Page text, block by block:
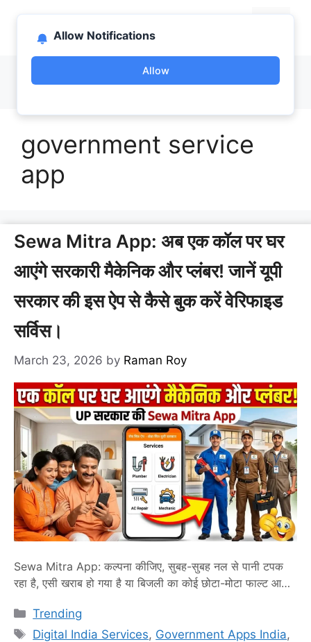
content
bootlab.in
government service
app
Sewa Mitra App: अब एक कॉल पर घर
आएंगे सरकारी मैकेनिक और प्लंबर! जानें यूपी
सरकार की इस ऐप से कैसे बुक करें वेरिफाइड
सर्विस।
March 23, 2026 by Raman Roy
Sewa Mitra App: कल्पना कीजिए, सुबह-सुबह नल से पानी टपक
रहा है, एसी खराब हो गया है या बिजली का कोई छोटा-मोटा फाल्ट आ
भटकना पड़ता था, समय पर न आने, मनमाने दाम वसूलने और विश्वास की
कमी से जूझना पड़ता था, अब उत्तर …Read more
Categories
Trending
Tags
Digital India Services, Government Apps India,
Allow Notifications
Allow